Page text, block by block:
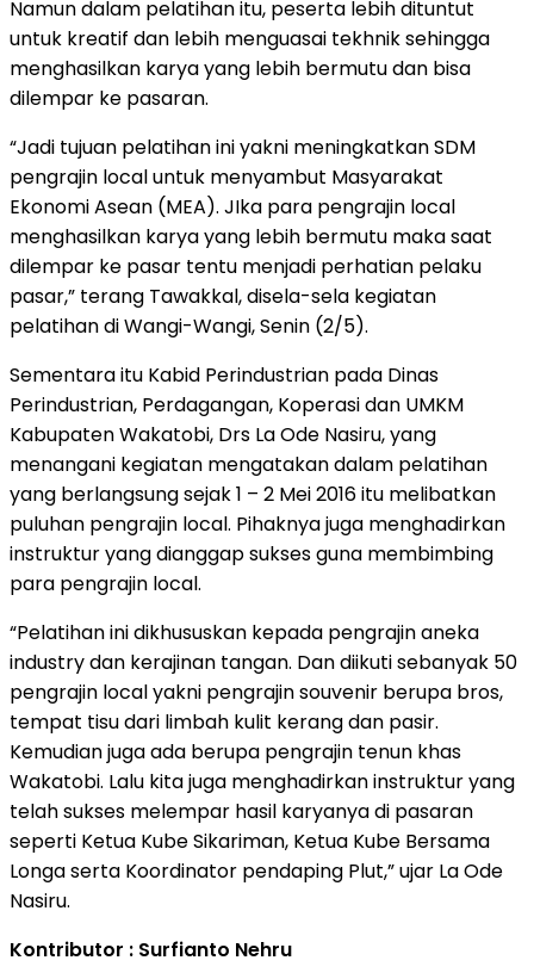
Namun dalam pelatihan itu, peserta lebih dituntut
untuk kreatif dan lebih menguasai tekhnik sehingga
menghasilkan karya yang lebih bermutu dan bisa
dilempar ke pasaran.
“Jadi tujuan pelatihan ini yakni meningkatkan SDM
pengrajin local untuk menyambut Masyarakat
Ekonomi Asean (MEA). JIka para pengrajin local
menghasilkan karya yang lebih bermutu maka saat
dilempar ke pasar tentu menjadi perhatian pelaku
pasar,” terang Tawakkal, disela-sela kegiatan
pelatihan di Wangi-Wangi, Senin (2/5).
Sementara itu Kabid Perindustrian pada Dinas
Perindustrian, Perdagangan, Koperasi dan UMKM
Kabupaten Wakatobi, Drs La Ode Nasiru, yang
menangani kegiatan mengatakan dalam pelatihan
yang berlangsung sejak 1 – 2 Mei 2016 itu melibatkan
puluhan pengrajin local. Pihaknya juga menghadirkan
instruktur yang dianggap sukses guna membimbing
para pengrajin local.
“Pelatihan ini dikhususkan kepada pengrajin aneka
industry dan kerajinan tangan. Dan diikuti sebanyak 50
pengrajin local yakni pengrajin souvenir berupa bros,
tempat tisu dari limbah kulit kerang dan pasir.
Kemudian juga ada berupa pengrajin tenun khas
Wakatobi. Lalu kita juga menghadirkan instruktur yang
telah sukses melempar hasil karyanya di pasaran
seperti Ketua Kube Sikariman, Ketua Kube Bersama
Longa serta Koordinator pendaping Plut,” ujar La Ode
Nasiru.
Kontributor : Surfianto Nehru